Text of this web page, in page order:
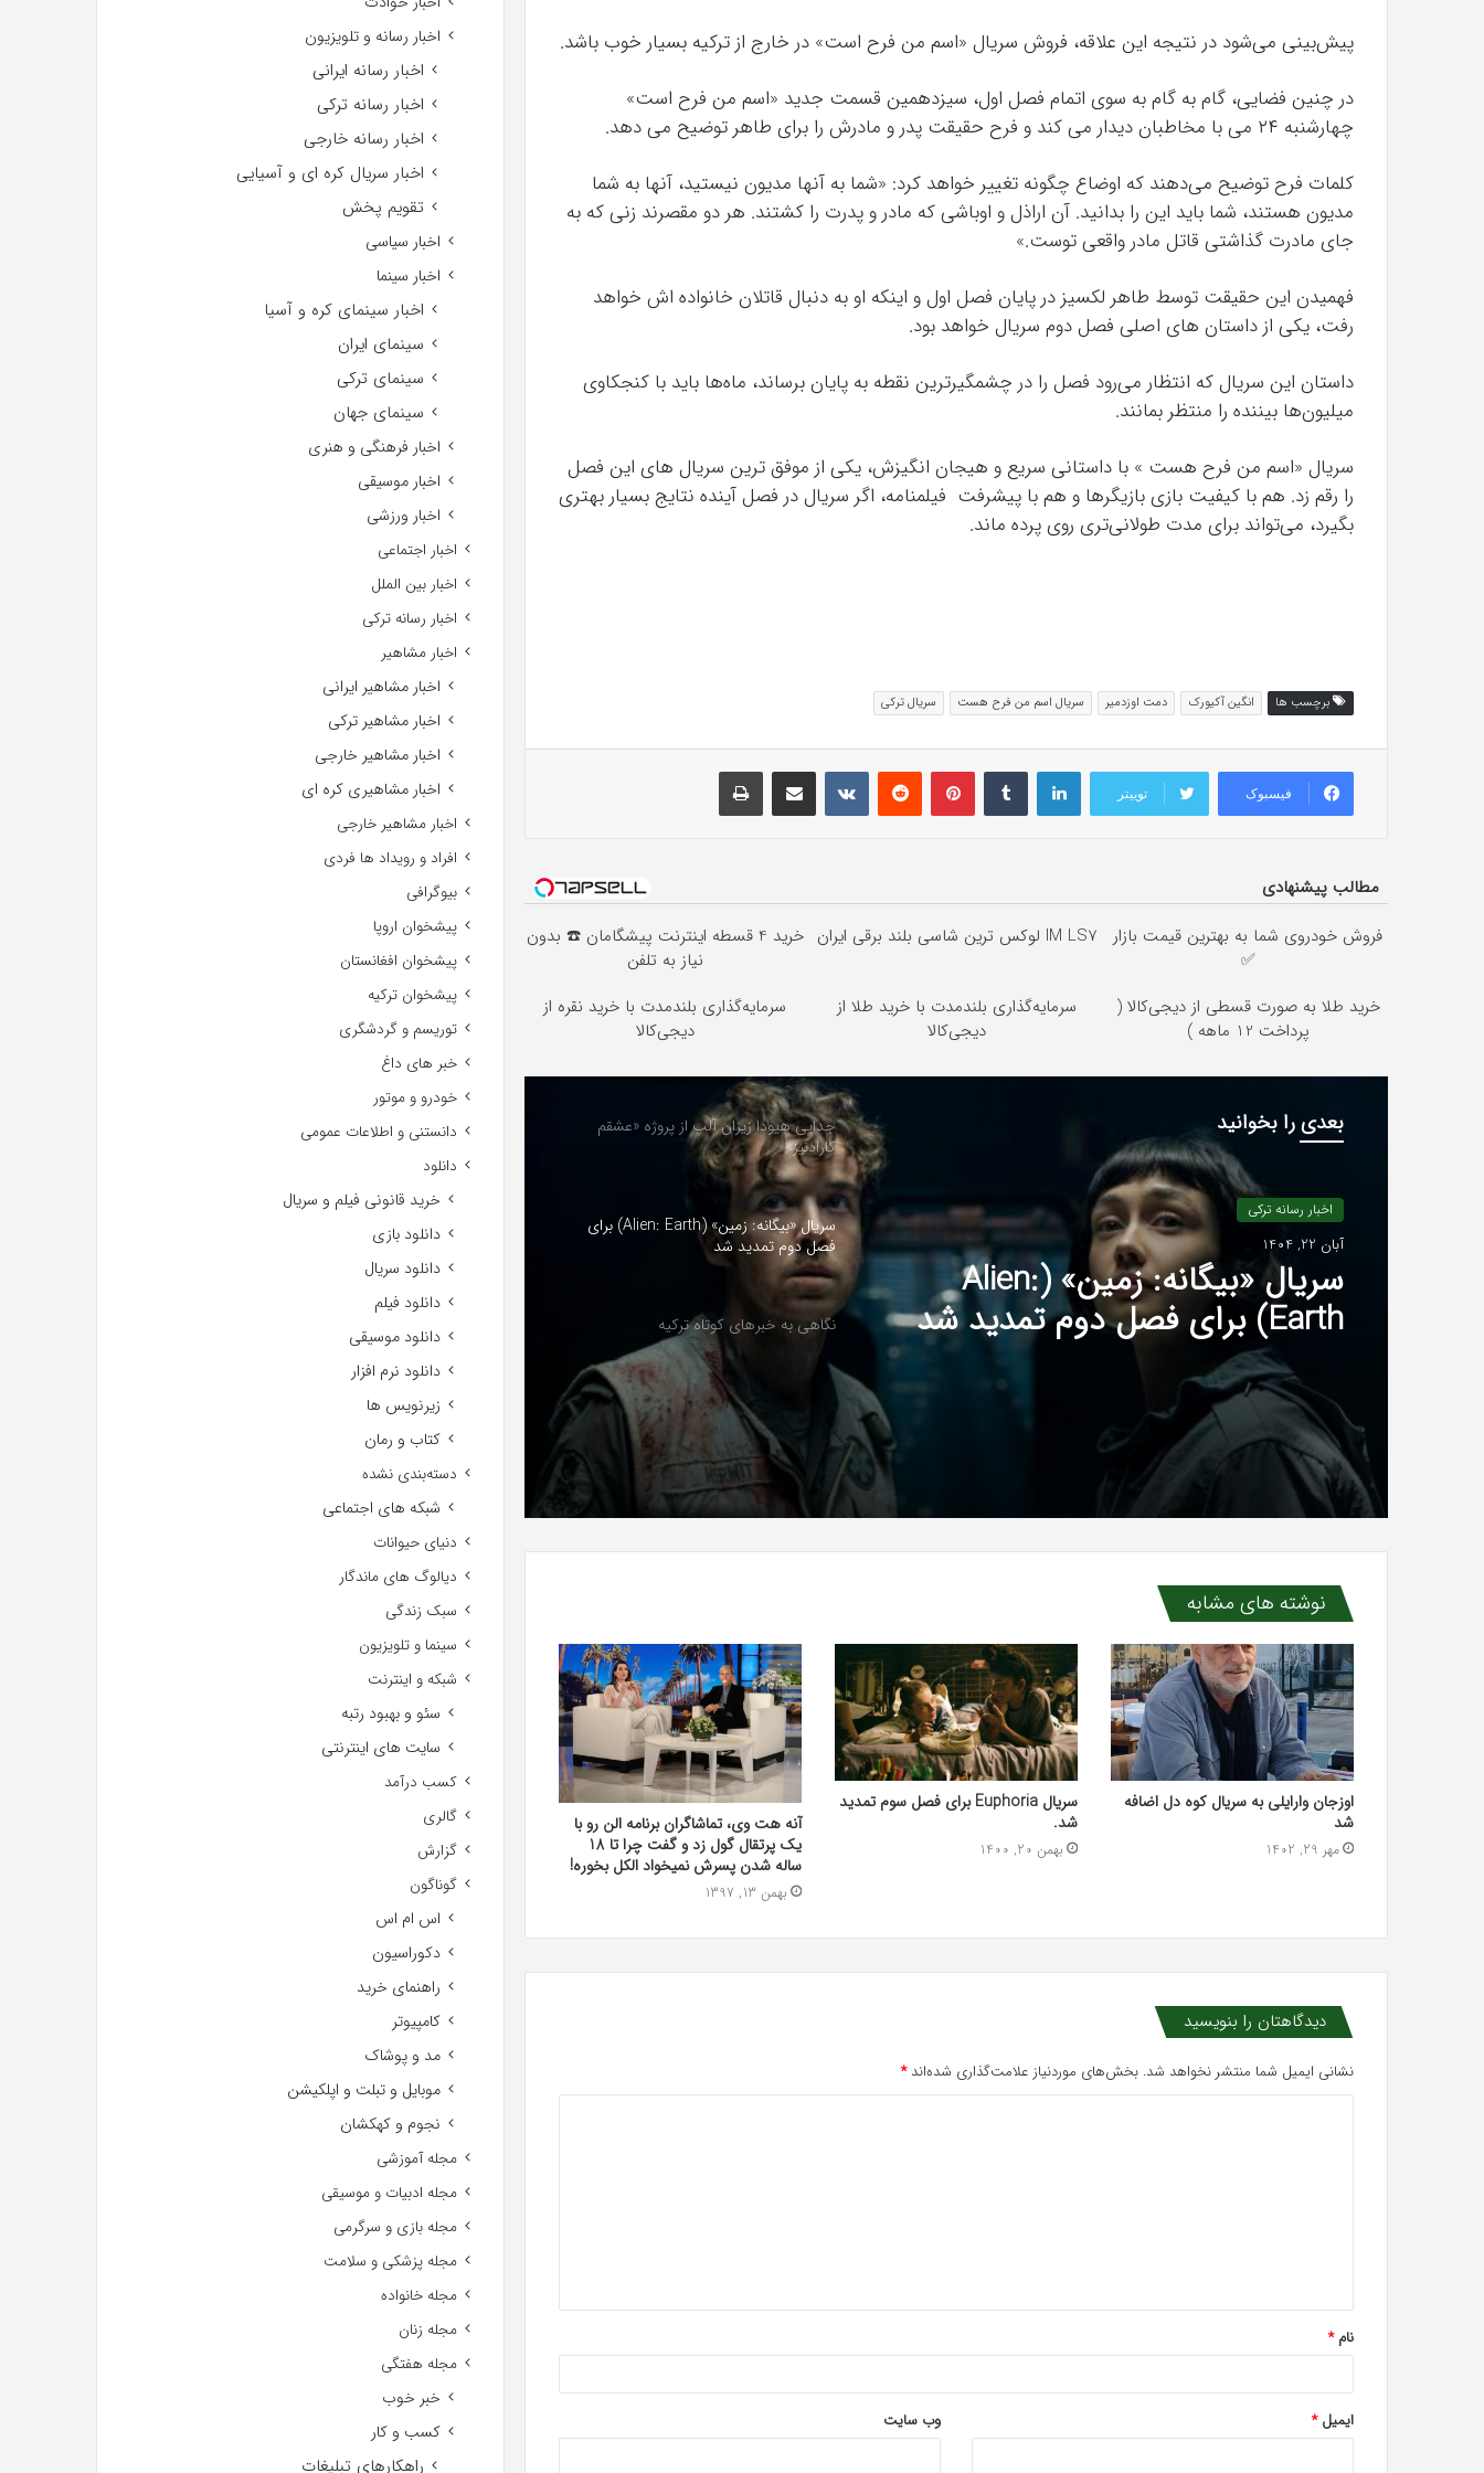
پیش‌بینی می‌شود در نتیجه این علاقه، فروش سریال «اسم من فرح است» در خارج از ترکیه بسیار خوب باشد.
در چنین فضایی، گام به گام به سوی اتمام فصل اول، سیزدهمین قسمت جدید «اسم من فرح است»
چهارشنبه ۲۴ می با مخاطبان دیدار می کند و فرح حقیقت پدر و مادرش را برای طاهر توضیح می دهد.
کلمات فرح توضیح می‌دهند که اوضاع چگونه تغییر خواهد کرد: «شما به آنها مدیون نیستید، آنها به شما
مدیون هستند، شما باید این را بدانید. آن اراذل و اوباشی که مادر و پدرت را کشتند. هر دو مقصرند زنی که به
جای مادرت گذاشتی قاتل مادر واقعی توست.»
فهمیدن این حقیقت توسط طاهر لکسیز در پایان فصل اول و اینکه او به دنبال قاتلان خانواده اش خواهد
رفت، یکی از داستان های اصلی فصل دوم سریال خواهد بود.
داستان این سریال که انتظار می‌رود فصل را در چشمگیرترین نقطه به پایان برساند، ماه‌ها باید با کنجکاوی
میلیون‌ها بیننده را منتظر بمانند.
سریال «اسم من فرح هست » با داستانی سریع و هیجان انگیزش، یکی از موفق ترین سریال های این فصل
را رقم زد. هم با کیفیت بازی‌ بازیگرها و هم با پیشرفت فیلمنامه، اگر سریال در فصل آینده نتایج بسیار بهتری
بگیرد، می‌تواند برای مدت طولانی‌تری روی پرده ماند.
برچسب ها انگین آکیورک دمت اوزدمیر سریال اسم من فرح هست سریال ترکی
فیسبوک توییتر
لینکداینتامبلر پینتریستReddit
VKontakteاشتراک گذاری با ایمیل چاپ
مطالب پیشنهادی
فروش خودروی شما به بهترین قیمت بازار
✅
IM LS7 لوکس ترین شاسی بلند برقی ایران
خرید 4 قسطه اینترنت پیشگامان ☎️ بدون
نیاز به تلفن
خرید طلا به صورت قسطی از دیجی‌کالا (
پرداخت 12 ماهه )
سرمایه‌گذاری بلندمدت با خرید طلا از
دیجی‌کالا
سرمایه‌گذاری بلندمدت با خرید نقره از
دیجی‌کالا
بعدی را بخوانید
اخبار رسانه ترکی
آبان 22, 1404
سریال «بیگانه: زمین» (Alien:
Earth) برای فصل دوم تمدید شد
جدایی هیودا زیزان آلپ از پروژه «عشقم
کارادنیز»
سریال «بیگانه: زمین» (Alien: Earth) برای
فصل دوم تمدید شد
نگاهی به خبرهای کوتاه ترکیه
نوشته های مشابه
اوزجان وارایلی به سریال کوه دل اضافه
شد
مهر 29, 1402
سریال Euphoria برای فصل سوم تمدید
شد.
بهمن 20, 1400
آنه هت وی، تماشاگران برنامه الن رو با
یک پرتقال گول زد و گفت چرا تا 18
ساله شدن پسرش نمیخواد الکل بخوره!
بهمن 13, 1397
دیدگاهتان را بنویسید
نشانی ایمیل شما منتشر نخواهد شد. بخش‌های موردنیاز علامت‌گذاری شده‌اند*
*
نام*
ایمیل* وب‌ سایت
اخبار رسانه و تلویزیون
اخبار رسانه ایرانی
اخبار رسانه ترکی
اخبار رسانه خارجی
اخبار سریال کره ای و آسیایی
تقویم پخش
اخبار سیاسی
اخبار سینما
اخبار سینمای کره و آسیا
سینمای ایران
سینمای ترکی
سینمای جهان
اخبار فرهنگی و هنری
اخبار موسیقی
اخبار ورزشی
اخبار اجتماعی
اخبار بین الملل
اخبار رسانه ترکی
اخبار مشاهیر
اخبار مشاهیر ایرانی
اخبار مشاهیر ترکی
اخبار مشاهیر خارجی
اخبار مشاهیری کره ای
اخبار مشاهیر خارجی
افراد و رویداد ها فردی
بیوگرافی
پیشخوان اروپا
پیشخوان افغانستان
پیشخوان ترکیه
توریسم و گردشگری
خبر های داغ
خودرو و موتور
دانستنی و اطلاعات عمومی
دانلود
خرید قانونی فیلم و سریال
دانلود بازی
دانلود سریال
دانلود فیلم
دانلود موسیقی
دانلود نرم افزار
زیرنویس ها
کتاب و رمان
دسته‌بندی نشده
شبکه های اجتماعی
دنیای حیوانات
دیالوگ های ماندگار
سبک زندگی
سینما و تلویزیون
شبکه و اینترنت
سئو و بهبود رتبه
سایت های اینترنتی
کسب درآمد
گالری
گزارش
گوناگون
اس ام اس
دکوراسیون
راهنمای خرید
کامپیوتر
مد و پوشاک
موبایل و تبلت و اپلکیشن
نجوم و کهکشان
مجله آموزشی
مجله ادبیات و موسیقی
مجله بازی و سرگرمی
مجله پزشکی و سلامت
مجله خانواده
مجله زنان
مجله هفتگی
خبر خوب
کسب و کار
راهکارهای تبلیغات